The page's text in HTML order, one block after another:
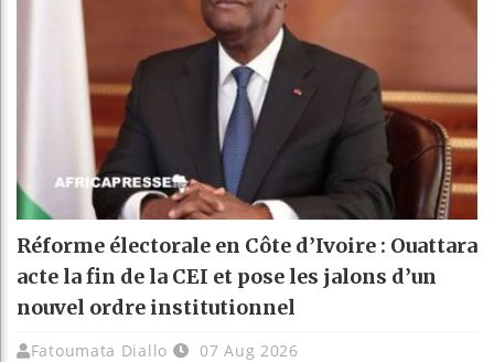
Réforme électorale en Côte d’Ivoire : Ouattara
acte la fin de la CEI et pose les jalons d’un
nouvel ordre institutionnel
Fatoumata Diallo 07 Aug 2026